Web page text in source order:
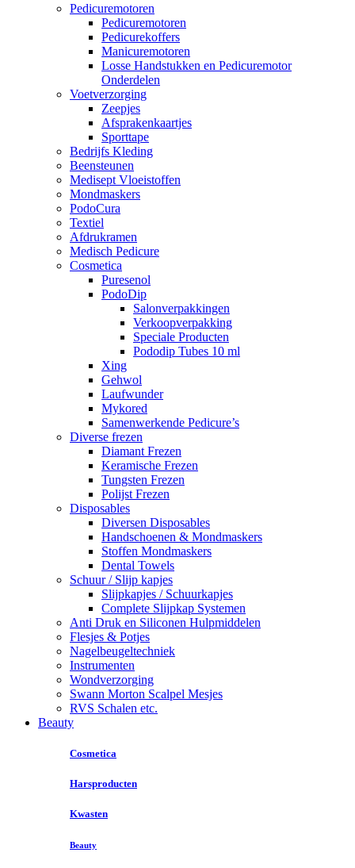
Pedicuremotoren
Pedicuremotoren
Pedicurekoffers
Manicuremotoren
Losse Handstukken en Pedicuremotor
Onderdelen
Voetverzorging
Zeepjes
Afsprakenkaartjes
Sporttape
Bedrijfs Kleding
Beensteunen
Medisept Vloeistoffen
Mondmaskers
PodoCura
Textiel
Afdrukramen
Medisch Pedicure
Cosmetica
Puresenol
PodoDip
Salonverpakkingen
Verkoopverpakking
Speciale Producten
Pododip Tubes 10 ml
Xing
Gehwol
Laufwunder
Mykored
Samenwerkende Pedicure’s
Diverse frezen
Diamant Frezen
Keramische Frezen
Tungsten Frezen
Polijst Frezen
Disposables
Diversen Disposables
Handschoenen & Mondmaskers
Stoffen Mondmaskers
Dental Towels
Schuur / Slijp kapjes
Slijpkapjes / Schuurkapjes
Complete Slijpkap Systemen
Anti Druk en Siliconen Hulpmiddelen
Flesjes & Potjes
Nagelbeugeltechniek
Instrumenten
Wondverzorging
Swann Morton Scalpel Mesjes
RVS Schalen etc.
Beauty
Cosmetica
Harsproducten
Kwasten
Beauty